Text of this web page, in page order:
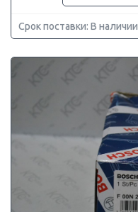
Срок поставки: В наличии